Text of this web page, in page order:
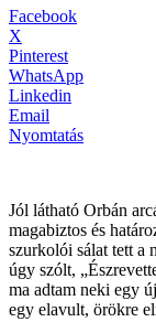
Facebook
X
Pinterest
WhatsApp
Linkedin
Email
Nyomtatás
Jól látható Orbán
magabiztos és
szurkolói sálat tett a
úgy szólt,
ma adtam neki egy
egy elavult, örökre